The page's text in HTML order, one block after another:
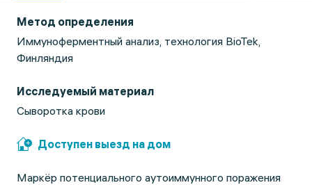
Метод определения
Иммуноферментный анализ, технология BioTek,
Финляндия
Исследуемый материал
Сыворотка крови
Доступен выезд на дом
Маркёр потенциального аутоиммунного поражения